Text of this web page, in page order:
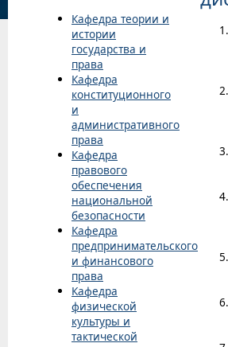
Кафедра теории и
истории
государства и
права
Кафедра
конституционного
и
административного
права
Кафедра
правового
обеспечения
национальной
безопасности
Кафедра
предпринимательского
и финансового
права
Кафедра
физической
культуры и
тактической